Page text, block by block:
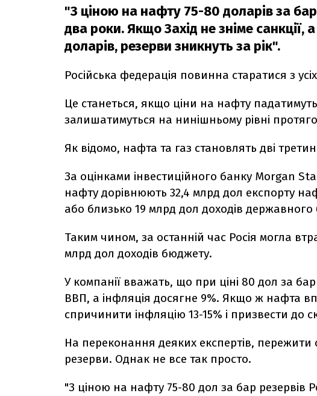
"З ціною на нафту 75-80 доларів за
два роки. Якщо Захід не зніме санкції,
доларів, резерви зникнуть за рік".
Російська федерація повинна старатися з
Це станеться, якщо ціни на нафту
залишатимуться на нинішньому рівні
Як відомо, нафта та газ становлять дві
За оцінками інвестиційного банку Morgan
нафту дорівнюють 32,4 млрд дол експорту
або близько 19 млрд дол доходів
Таким чином, за останній час Росія могла
млрд дол доходів бюджету.
У компанії вважать, що при ціні 80 дол за
ВВП, а інфляція досягне 9%. Якщо ж нафта
спричинити інфляцію 13-15% і призвести до
На переконання деяких експертів, пережити
резерви. Однак не все так просто.
"З ціною на нафту 75-80 дол за бар резервів